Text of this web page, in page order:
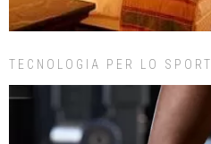
TECNOLOGIA PER LO SPORT